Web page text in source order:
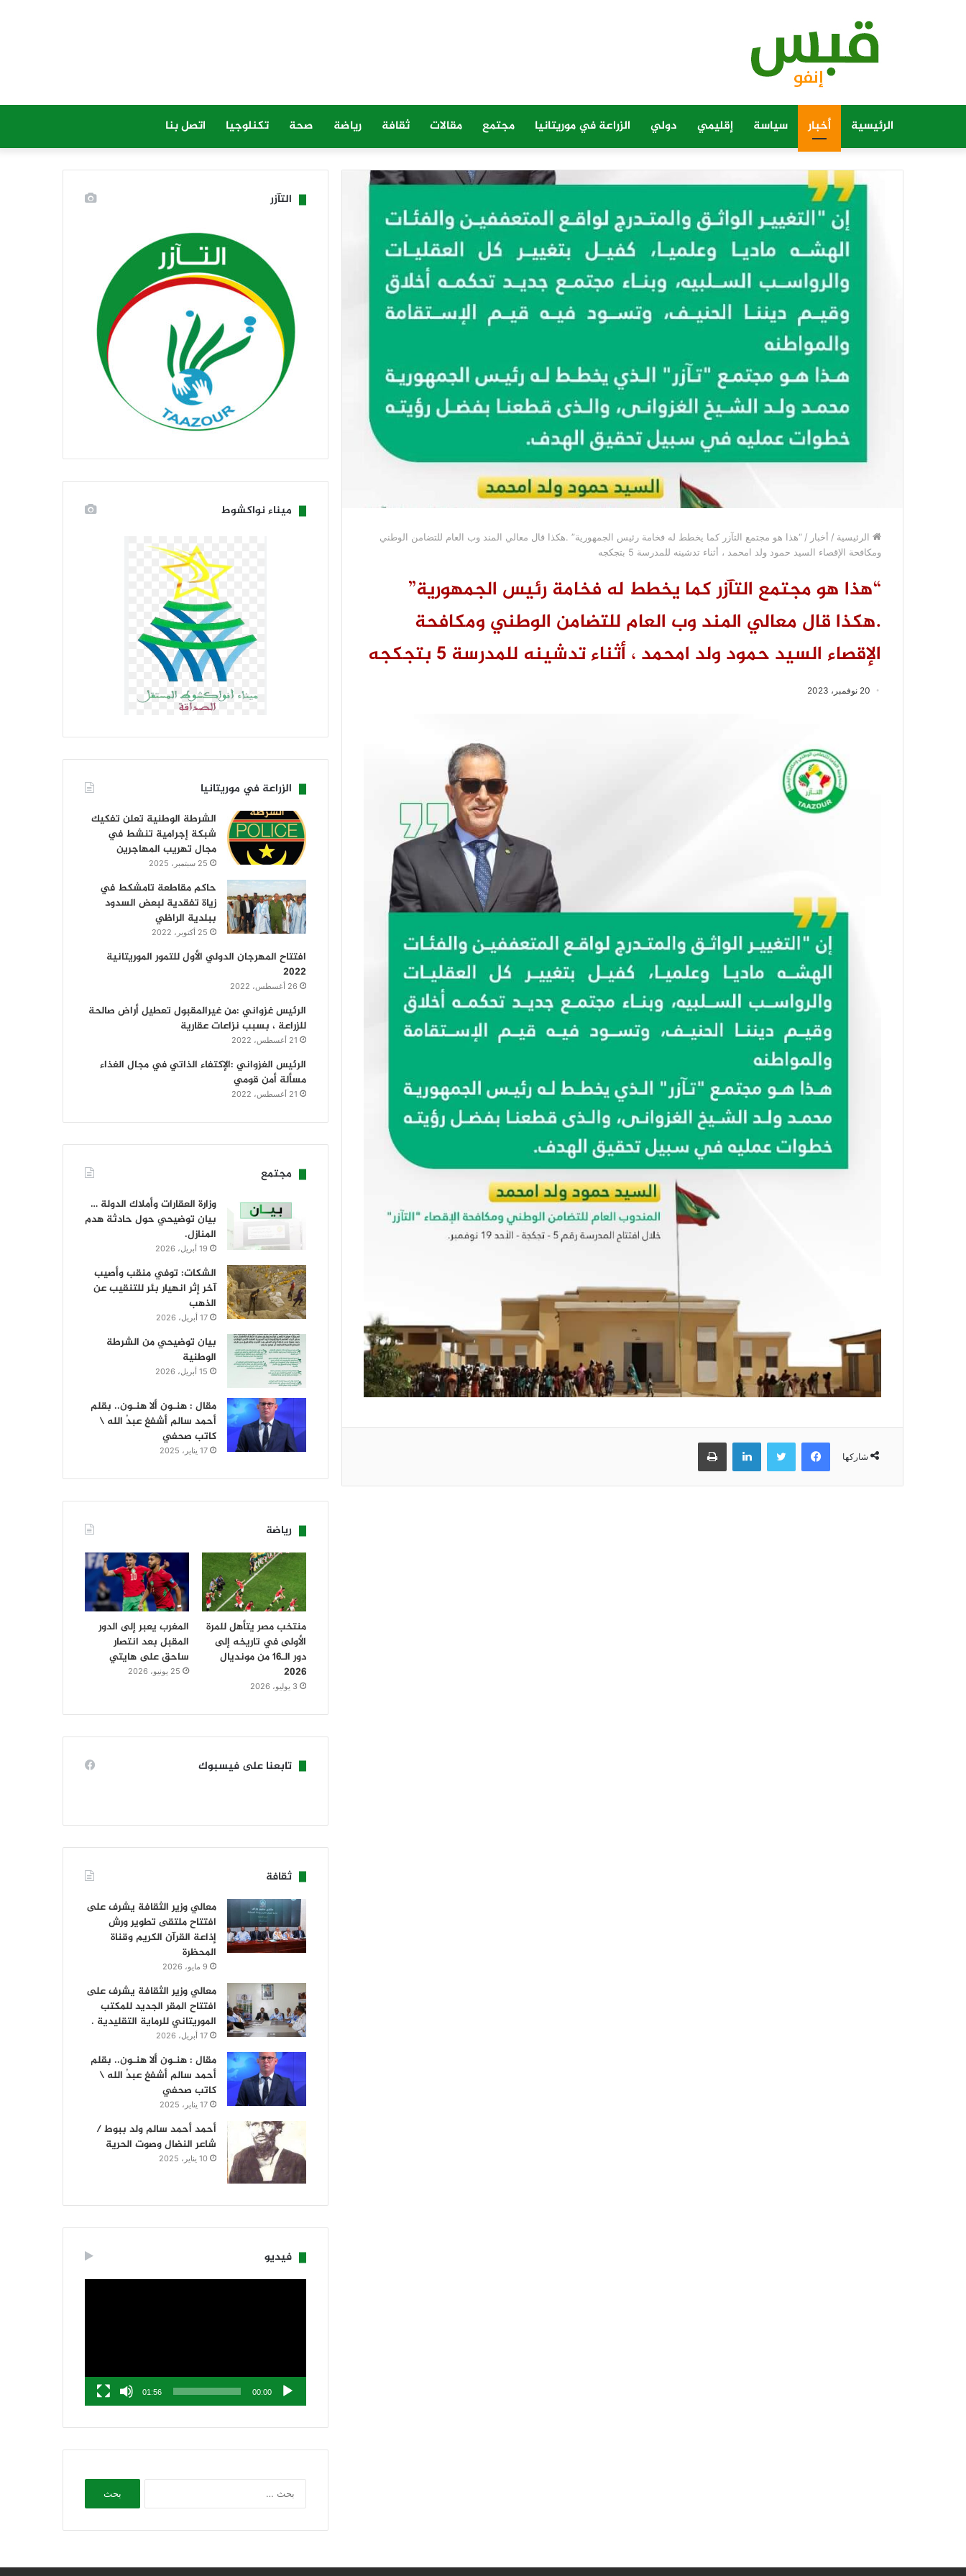
الرئيسية أخبار سياسة إقليمي دولي الزراعة في موريتانيا مجتمع مقالات ثقافة رياضة صحة تكنلوجيا اتصل بنا
الرئيسية / أخبار / “هذا هو مجتمع التآزر كما يخطط له فخامة رئيس الجمهورية” .هكذا قال معالي المند وب العام للتضامن الوطني
ومكافحة الإقصاء السيد حمود ولد امحمد ، أثناء تدشينه للمدرسة 5 بتجكجه
“هذا هو مجتمع التآزر كما يخطط له فخامة رئيس الجمهورية”
.هكذا قال معالي المند وب العام للتضامن الوطني ومكافحة
الإقصاء السيد حمود ولد امحمد ، أثناء تدشينه للمدرسة 5 بتجكجه
20 نوفمبر، 2023
شاركها
فيسبوك تويتر لينكدإن طباعة
التآزر
ميناء نواكشوط
الزراعة في موريتانيا
الشرطة الوطنية تعلن تفكيك
شبكة إجرامية تنشط في
مجال تهريب المهاجرين
25 سبتمبر، 2025
حاكم مقاطعة تامشكط في
زياة تفقدية لبعض السدود
ببلدية الراظي
25 أكتوبر، 2022
افتتاح المهرجان الدولي الأول للتمور الموريتانية
2022
26 أغسطس، 2022
الرئيس غزواني :من غيرالمقبول تعطيل أراض صالحة
للزراعة ، بسبب نزاعات عقارية
21 أغسطس، 2022
الرئيس الغزواني :الإكتفاء الذاتي في مجال الغذاء
مسألة أمن قومي
21 أغسطس، 2022
مجتمع
وزارة العقارات وأملاك الدولة …
بيان توضيحي حول حادثة هدم
المنازل.
19 أبريل، 2026
الشكات: توفي منقب وأصيب
آخر إثر انهيار بئر للتنقيب عن
الذهب
17 أبريل، 2026
بيان توضيحي من الشرطة
الوطنية
15 أبريل، 2026
مقال : هنـون ألا هنـون.. بقلم
أحمد سالم أشفغ عبدُ الله \
كاتب صحفي
17 يناير، 2025
رياضة
منتخب مصر يتأهل للمرة
الأولى في تاريخه إلى
دور الـ16 من مونديال
2026
3 يوليو، 2026
المغرب يعبر إلى الدور
المقبل بعد انتصار
ساحق على هايتي
25 يونيو، 2026
تابعنا على فيسبوك
ثقافة
معالي وزير الثقافة يشرف على
افتتاح ملتقى تطوير ورش
إذاعة القرآن الكريم وقناة
المحظرة
9 مايو، 2026
معالي وزير الثقافة يشرف على
افتتاح المقر الجديد للمكتب
الموريتاني للرماية التقليدية .
17 أبريل، 2026
مقال : هنـون ألا هنـون.. بقلم
أحمد سالم أشفغ عبدُ الله \
كاتب صحفي
17 يناير، 2025
أحمد أحمد سالم ولد ببوط /
شاعر النضال وصوت الحرية
10 يناير، 2025
فيديو
00:00
01:56